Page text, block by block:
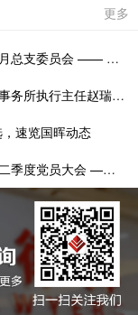
更多
月总支委员会 —— 学
务所执行主任赵瑞媛
速览国晖动态
二季度党员大会 ——